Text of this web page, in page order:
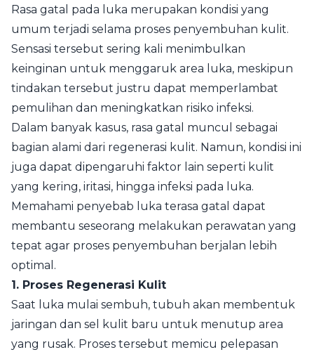
Rasa gatal pada luka merupakan kondisi yang
umum terjadi selama proses penyembuhan kulit.
Sensasi tersebut sering kali menimbulkan
keinginan untuk menggaruk area luka, meskipun
tindakan tersebut justru dapat memperlambat
pemulihan dan meningkatkan risiko infeksi.
Dalam banyak kasus, rasa gatal muncul sebagai
bagian alami dari regenerasi kulit. Namun, kondisi ini
juga dapat dipengaruhi faktor lain seperti kulit
yang kering, iritasi, hingga infeksi pada luka.
Memahami penyebab luka terasa gatal dapat
membantu seseorang melakukan perawatan yang
tepat agar proses penyembuhan berjalan lebih
optimal.
1. Proses Regenerasi Kulit
Saat luka mulai sembuh, tubuh akan membentuk
jaringan dan sel kulit baru untuk menutup area
yang rusak. Proses tersebut memicu pelepasan